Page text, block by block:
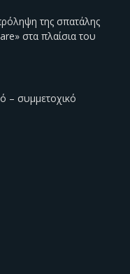
της σπατάλης
στα πλαίσια του
– συμμετοχικό